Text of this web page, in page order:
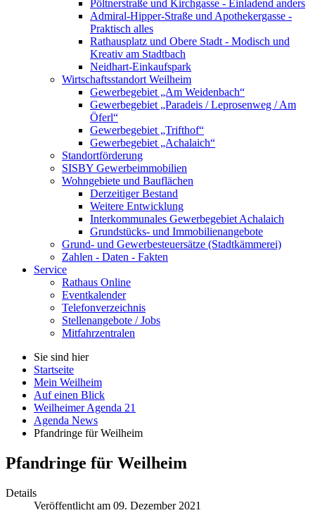
Pöltnerstraße und Kirchgasse - Einladend anders
Admiral-Hipper-Straße und Apothekergasse -
Praktisch alles
Rathausplatz und Obere Stadt - Modisch und
Kreativ am Stadtbach
Neidhart-Einkaufspark
Wirtschaftsstandort Weilheim
Gewerbegebiet „Am Weidenbach“
Gewerbegebiet „Paradeis / Leprosenweg / Am
Öferl“
Gewerbegebiet „Trifthof“
Gewerbegebiet „Achalaich“
Standortförderung
SISBY Gewerbeimmobilien
Wohngebiete und Bauflächen
Derzeitiger Bestand
Weitere Entwicklung
Interkommunales Gewerbegebiet Achalaich
Grundstücks- und Immobilienangebote
Grund- und Gewerbesteuersätze (Stadtkämmerei)
Zahlen - Daten - Fakten
Service
Rathaus Online
Eventkalender
Telefonverzeichnis
Stellenangebote / Jobs
Mitfahrzentralen
Sie sind hier
Startseite
Mein Weilheim
Auf einen Blick
Weilheimer Agenda 21
Agenda News
Pfandringe für Weilheim
Pfandringe für Weilheim
Details
Veröffentlicht am 09. Dezember 2021